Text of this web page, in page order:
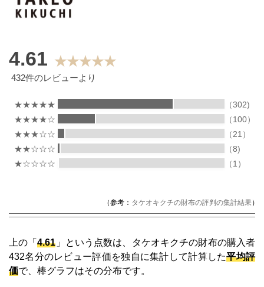
4.61 ★★★★★
432件のレビューより
★★★★★
（302)
★★★★☆
（100）
★★★☆☆
（21）
★★☆☆☆
（8)
★☆☆☆☆
（1）
（参考： タケオキクチの財布の評判の集計結果）
上の「4.61 」という点数は、タケオキクチの財布の購入者
432名分のレビュー評価を独自に集計して計算した平均評
価で、棒グラフはその分布です。